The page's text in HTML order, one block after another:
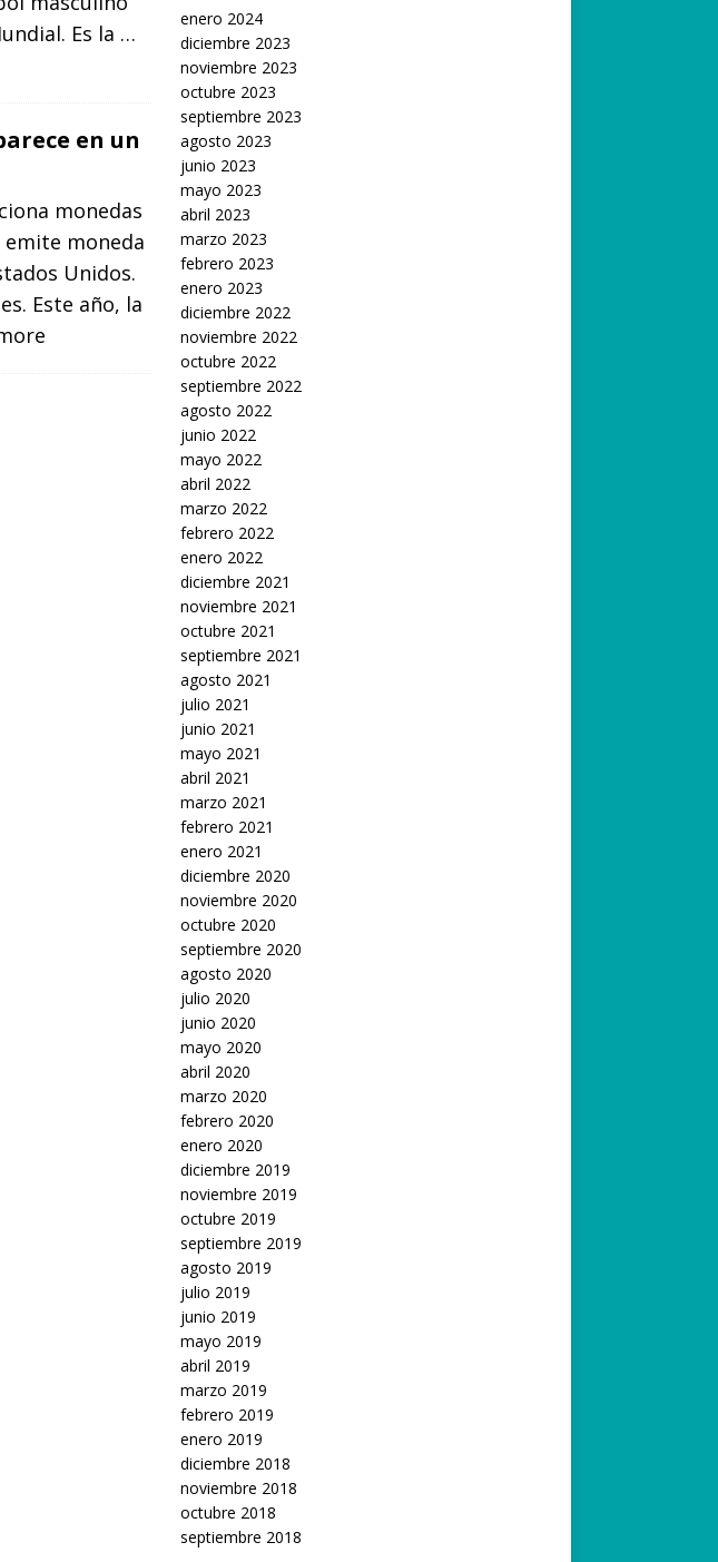
Es la …
en un
monedas
emite moneda
Unidos.
Este año, la
enero 2024
diciembre 2023
noviembre 2023
octubre 2023
septiembre 2023
agosto 2023
junio 2023
mayo 2023
abril 2023
marzo 2023
febrero 2023
enero 2023
diciembre 2022
noviembre 2022
octubre 2022
septiembre 2022
agosto 2022
junio 2022
mayo 2022
abril 2022
marzo 2022
febrero 2022
enero 2022
diciembre 2021
noviembre 2021
octubre 2021
septiembre 2021
agosto 2021
julio 2021
junio 2021
mayo 2021
abril 2021
marzo 2021
febrero 2021
enero 2021
diciembre 2020
noviembre 2020
octubre 2020
septiembre 2020
agosto 2020
julio 2020
junio 2020
mayo 2020
abril 2020
marzo 2020
febrero 2020
enero 2020
diciembre 2019
noviembre 2019
octubre 2019
septiembre 2019
agosto 2019
julio 2019
junio 2019
mayo 2019
abril 2019
marzo 2019
febrero 2019
enero 2019
diciembre 2018
noviembre 2018
octubre 2018
septiembre 2018